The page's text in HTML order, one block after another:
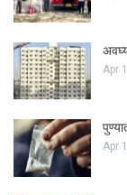
Apr
Apr